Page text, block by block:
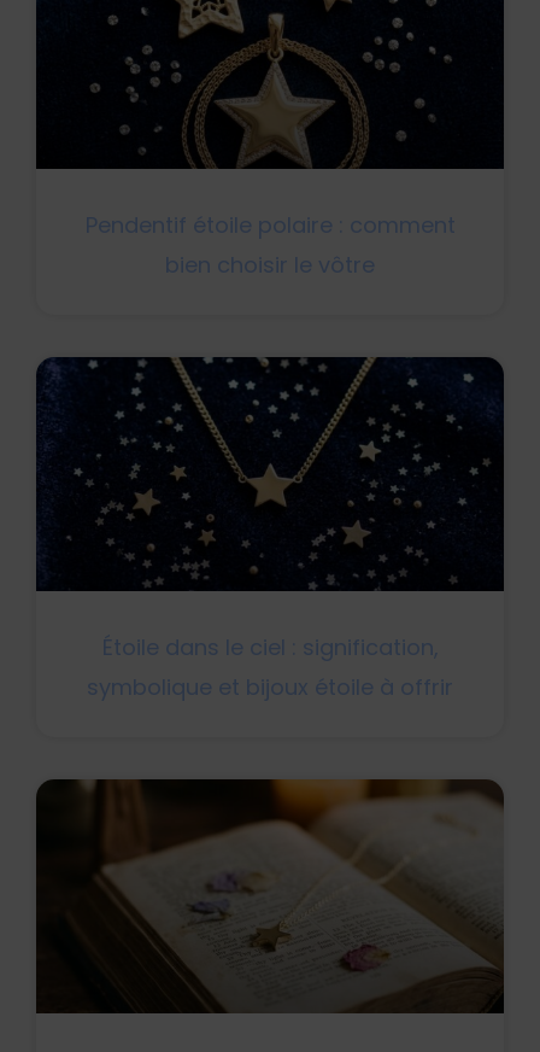
Pendentif étoile polaire : comment
bien choisir le vôtre
Étoile dans le ciel : signification,
symbolique et bijoux étoile à offrir